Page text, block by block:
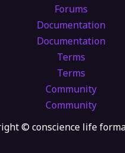
Forums
Documentation
Documentation
Terms
Terms
Community
Community
© conscience life